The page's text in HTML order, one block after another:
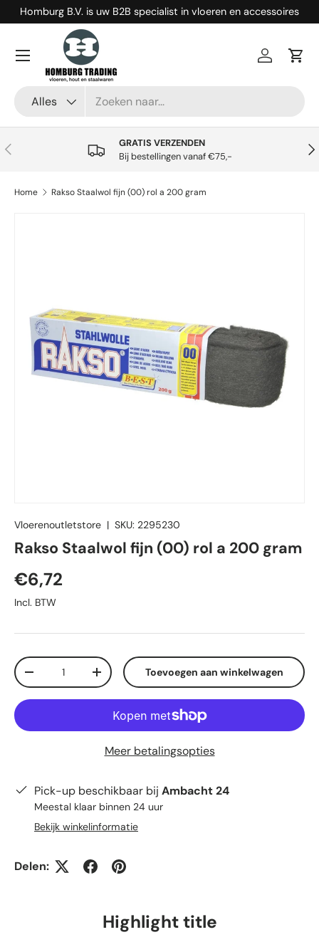
Ga naar inhoud
Homburg B.V. is uw B2B specialist in vloeren en accessoires
Alles
Inloggen
Menu
Vorige
GRATIS VERZENDEN
Bij bestellingen vanaf €75,-
Home Rakso Staalwol fijn (00) rol a 200 gram
Vloerenoutletstore | SKU: 2295230
Rakso Staalwol fijn (00) rol a 200 gram
Reguliere prijs
€6,72
Incl. BTW
Aantal
Verlaag de hoeveelheidVerhoog de hoeveelheid
Toevoegen aan winkelwagen
Meer betalingsopties
Pick-up beschikbaar bij Ambacht 24
Meestal klaar binnen 24 uur
Bekijk winkelinformatie
Delen:
Highlight title